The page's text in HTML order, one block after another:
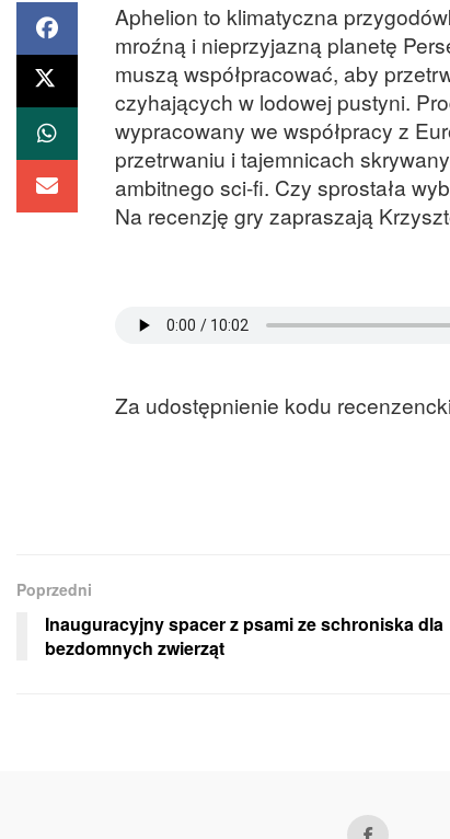
Aphelion to klimatyczna
mroźną i nieprzyjazną planetę
muszą współpracować, aby
czyhających w lodowej pustyni.
wypracowany we współpracy z
przetrwaniu i tajemnicach
ambitnego sci-fi. Czy sprostała
Na recenzję gry zapraszają
Za udostępnienie kodu
Poprzedni
Inauguracyjny spacer z psami ze schroniska dla
bezdomnych zwierząt